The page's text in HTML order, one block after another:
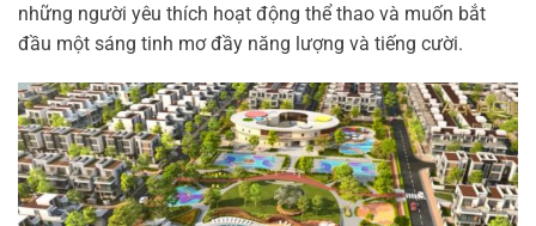
những người yêu thích hoạt động thể thao và muốn bắt
đầu một sáng tinh mơ đầy năng lượng và tiếng cười.